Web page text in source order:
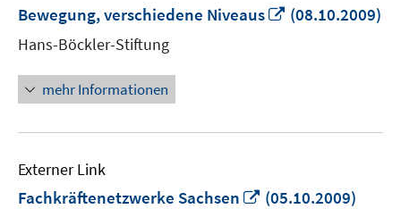
Bewegung, verschiedene Niveaus
In
(08.10.2009)
Hans-Böckler-Stiftung
mehr Informationen
Externer Link
Fachkräftenetzwerke Sachsen
In
(05.10.2009)